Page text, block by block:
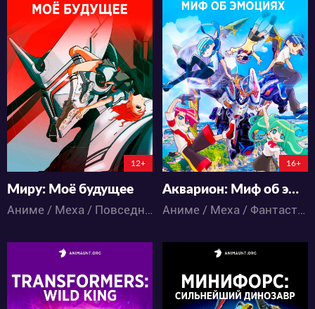
12396
25 10
12+
Миру: Моё будущее
Аниме / Меха / Повседневность / Фантастика / Экшен
16444
33 3
16+
Акварион: Миф об эмоциях
Аниме / Меха / Фантастика / Экшен